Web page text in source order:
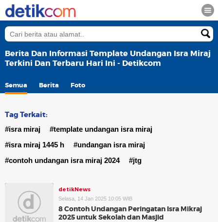
Berita Dan Informasi Template Undangan Isra Miraj
Terkini Dan Terbaru Hari Ini - Detikcom
Semua Berita Foto
Tag Terkait:
#isra miraj
#template undangan isra miraj
#isra miraj 1445 h
#undangan isra miraj
#contoh undangan isra miraj 2024
#jtg
detikNews
Selasa, 14 Jan 2025 10:05 WIB
8 Contoh Undangan Peringatan Isra Mikraj
2025 untuk Sekolah dan Masjid